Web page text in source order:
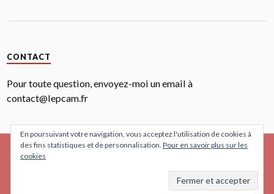
CONTACT
Pour toute question, envoyez-moi un email à
contact@lepcam.fr
THÈME INSPIRÉ PARANDERS NORÉN
SITE OPTIMISÉ POUR LES NAVIGATEURS CHROME ET SAFARI
En poursuivant votre navigation, vous acceptez l'utilisation de cookies à
des fins statistiques et de personnalisation. Pour en savoir plus sur les
cookies